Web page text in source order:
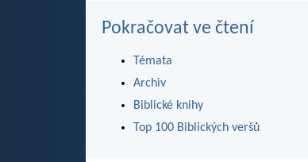
Pokračovat ve čtení
Témata
Archiv
Biblické knihy
Top 100 Biblických veršů